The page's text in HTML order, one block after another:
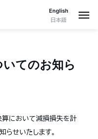
English
日本語
てのお知ら
において減損損失を計
らせいたします。